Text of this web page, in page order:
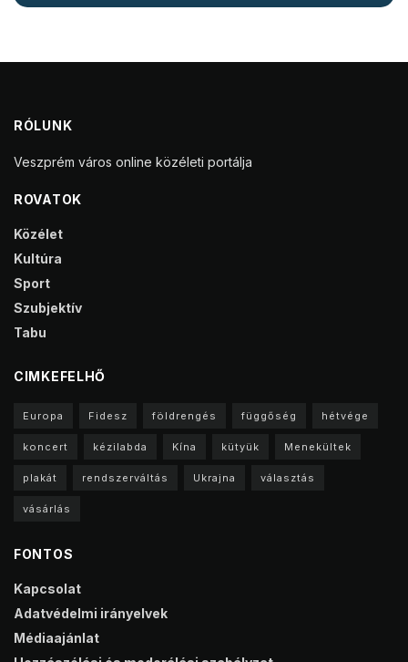
RÓLUNK
Veszprém város online közéleti portálja
ROVATOK
Közélet
Kultúra
Sport
Szubjektív
Tabu
CIMKEFELHŐ
Europa Fidesz földrengés függőség hétvége
koncert kézilabda Kína kütyük Menekültek
plakát rendszerváltás Ukrajna választás
vásárlás
FONTOS
Kapcsolat
Adatvédelmi irányelvek
Médiaajánlat